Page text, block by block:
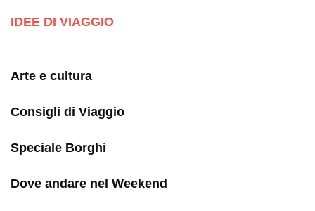
IDEE DI VIAGGIO
Arte e cultura
Consigli di Viaggio
Speciale Borghi
Dove andare nel Weekend